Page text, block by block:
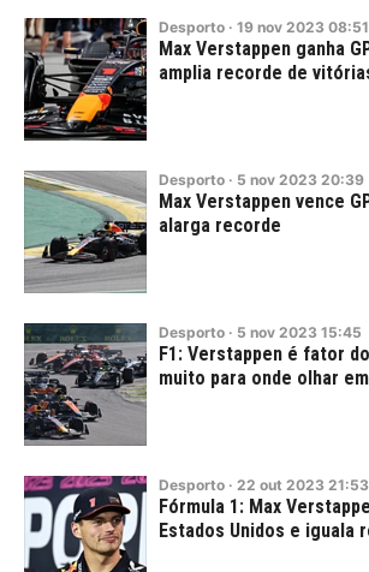
Desporto · 19 nov 2023 08:51
Max Verstappen ganha
amplia recorde de
Desporto · 5 nov 2023 20:39
Max Verstappen vence
alarga recorde
Desporto · 5 nov 2023 15:45
F1: Verstappen é fator
muito para onde olhar
Desporto · 22 out 2023 21:53
Fórmula 1: Max
Estados Unidos e iguala